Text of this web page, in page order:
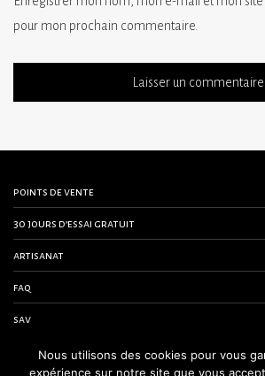
pour mon prochain commentaire.
points de vente
30 jours d’essai gratuit
artisanat
faq
sav
contactez-nous
Nous utilisons des cookies pour vous
expérience sur notre site que vous